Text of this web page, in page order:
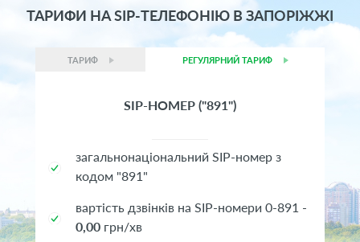
ТАРИФИ НА SIP-ТЕЛЕФОНІЮ В ЗАПОРІЖЖІ
ТАРИФ РЕГУЛЯРНИЙ ТАРИФ
SIP-НОМЕР ("891")
загальнонаціональний SIP-номер з
кодом "891"
вартість дзвінків на SIP-номери 0-891 -
0,00 грн/хв